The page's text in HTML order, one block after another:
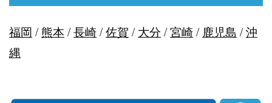
福岡 /熊本 /長崎/佐賀 /大分 /宮崎/ 鹿児島 /沖
縄